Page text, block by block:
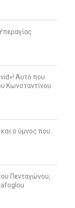
Αυτό που
Κωνσταντίνου
ο ύμνος που
Πενταγώνου,